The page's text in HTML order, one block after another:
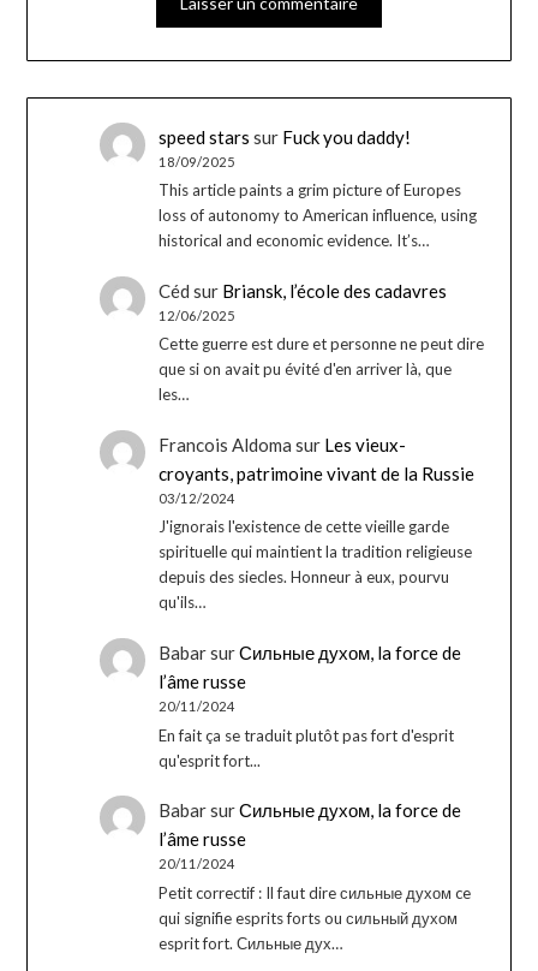
speed stars sur Fuck you daddy!
18/09/2025
This article paints a grim picture of Europes
loss of autonomy to American influence, using
historical and economic evidence. It’s…
Céd sur Briansk, l’école des cadavres
12/06/2025
Cette guerre est dure et personne ne peut dire
que si on avait pu évité d'en arriver là, que
les…
Francois Aldoma sur Les vieux-
croyants, patrimoine vivant de la Russie
03/12/2024
J'ignorais l'existence de cette vieille garde
spirituelle qui maintient la tradition religieuse
depuis des siecles. Honneur à eux, pourvu
qu'ils…
BabarsurСильные духом, la force de
l’âme russe
20/11/2024
En fait ça se traduit plutôt pas fort d'esprit
qu'esprit fort...
BabarsurСильные духом, la force de
l’âme russe
20/11/2024
Petit correctif : Il faut dire сильные духом ce
qui signifie esprits forts ou сильный духом
esprit fort. Сильные дух…